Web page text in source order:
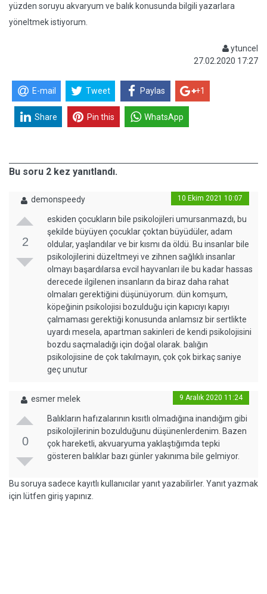
yüzden soruyu akvaryum ve balık konusunda bilgili yazarlara
yöneltmek istiyorum.
ytuncel
27.02.2020 17:27
E-mail Tweet Paylas +1
Share Pin this WhatsApp
Bu soru 2 kez yanıtlandı.
demonspeedy 10 Ekim 2021 10:07
2
eskiden çocukların bile psikolojileri umursanmazdı, bu
şekilde büyüyen çocuklar çoktan büyüdüler, adam
oldular, yaşlandılar ve bir kısmı da öldü. Bu insanlar bile
psikolojilerini düzeltmeyi ve zihnen sağlıklı insanlar
olmayı başardılarsa evcil hayvanları ile bu kadar hassas
derecede ilgilenen insanların da biraz daha rahat
olmaları gerektiğini düşünüyorum. dün komşum,
köpeğinin psikolojisi bozulduğu için kapıcıyı kapıyı
çalmaması gerektiği konusunda anlamsız bir sertlikte
uyardı mesela, apartman sakinleri de kendi psikolojisini
bozdu saçmaladığı için doğal olarak. balığın
psikolojisine de çok takılmayın, çok çok birkaç saniye
geç unutur
esmer melek 9 Aralık 2020 11:24
0
Balıkların hafızalarının kısıtlı olmadığına inandığım gibi
psikolojilerinin bozulduğunu düşünenlerdenim. Bazen
çok hareketli, akvuaryuma yaklaştığımda tepki
gösteren balıklar bazı günler yakınıma bile gelmiyor.
Bu soruya sadece kayıtlı kullanıcılar yanıt yazabilirler. Yanıt yazmak
için lütfen giriş yapınız.